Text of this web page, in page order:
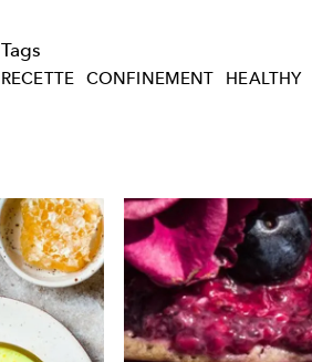
Tags
RECETTE CONFINEMENT HEALTHY